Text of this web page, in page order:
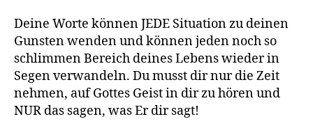
Deine Worte können JEDE Situation zu deinen
Gunsten wenden und können jeden noch so
schlimmen Bereich deines Lebens wieder in
Segen verwandeln. Du musst dir nur die Zeit
nehmen, auf Gottes Geist in dir zu hören und
NUR das sagen, was Er dir sagt!